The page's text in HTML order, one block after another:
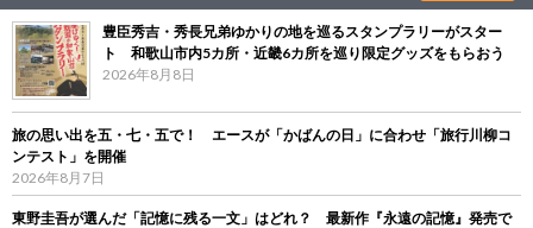
豊臣秀吉・秀長兄弟ゆかりの地を巡るスタンプラリーがスター
ト 和歌山市内5カ所・近畿6カ所を巡り限定グッズをもらおう
2026年8月8日
旅の思い出を五・七・五で！ エースが「かばんの日」に合わせ「旅行川柳コ
ンテスト」を開催
2026年8月7日
東野圭吾が選んだ「記憶に残る一文」はどれ？ 最新作『永遠の記憶』発売で